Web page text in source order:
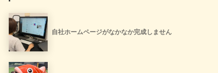
自社ホームページがなかなか完成しません